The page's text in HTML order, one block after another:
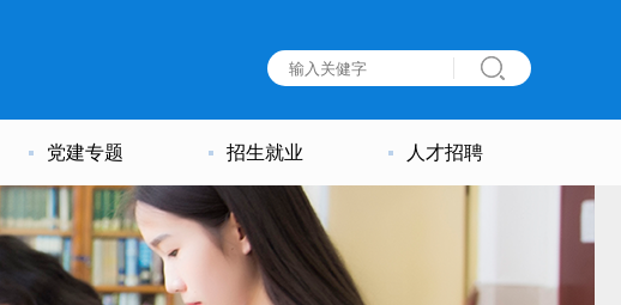
党建专题 招生就业 人才招聘